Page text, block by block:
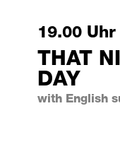
Saturday,
19.00 Uhr
THAT
DAY
with English